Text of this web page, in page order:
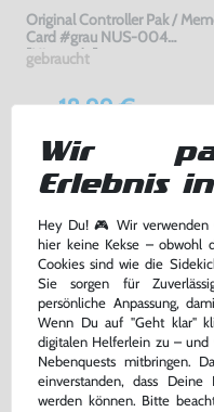
Original Controller Pak /
Card #grau NUS-004
[Nintendo]
gebraucht
nur18,99 €
DAS
Wir
Erlebnis
Hey Du! 🎮 Wir verwenden
hier keine Kekse – obwohl
Cookies sind wie die
Sie sorgen für
persönliche Anpassung,
Wenn Du auf "Geht klar"
digitalen Helferlein zu – und
Nebenquests mitbringen.
einverstanden, dass
werden können. Bitte